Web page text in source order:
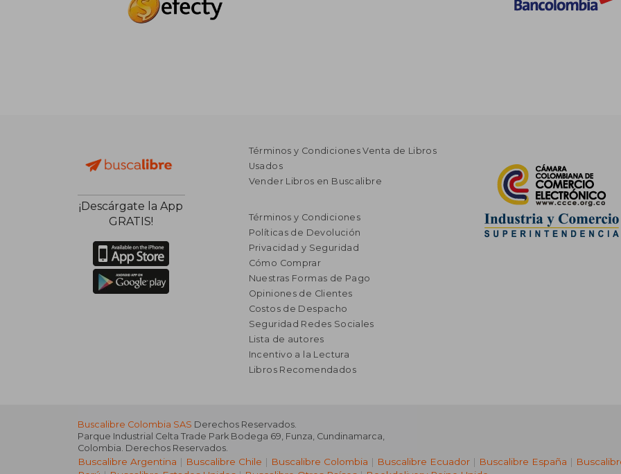
¡Descárgate la App
GRATIS!
Términos y Condiciones Venta de Libros
Usados
Vender Libros en Buscalibre
Términos y Condiciones
Políticas de Devolución
Privacidad y Seguridad
Cómo Comprar
Nuestras Formas de Pago
Opiniones de Clientes
Costos de Despacho
Seguridad Redes Sociales
Lista de autores
Incentivo a la Lectura
Libros Recomendados
Buscalibre Colombia SAS Derechos Reservados.
Parque Industrial Celta Trade Park Bodega 69 Funza Cundinamarca
Colombia . Derechos Reservados.
Buscalibre Argentina | Buscalibre Chile | Buscalibre Colombia | Buscalibre Ecuador | Buscalibre España |